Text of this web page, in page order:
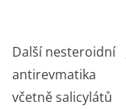
Další nesteroidní
antirevmatika
včetně salicylátů